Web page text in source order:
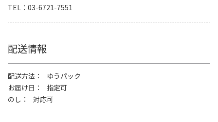
TEL
03-6721-7551
配送情報
配送方法
ゆうパック
お届け日
指定可
のし
対応可